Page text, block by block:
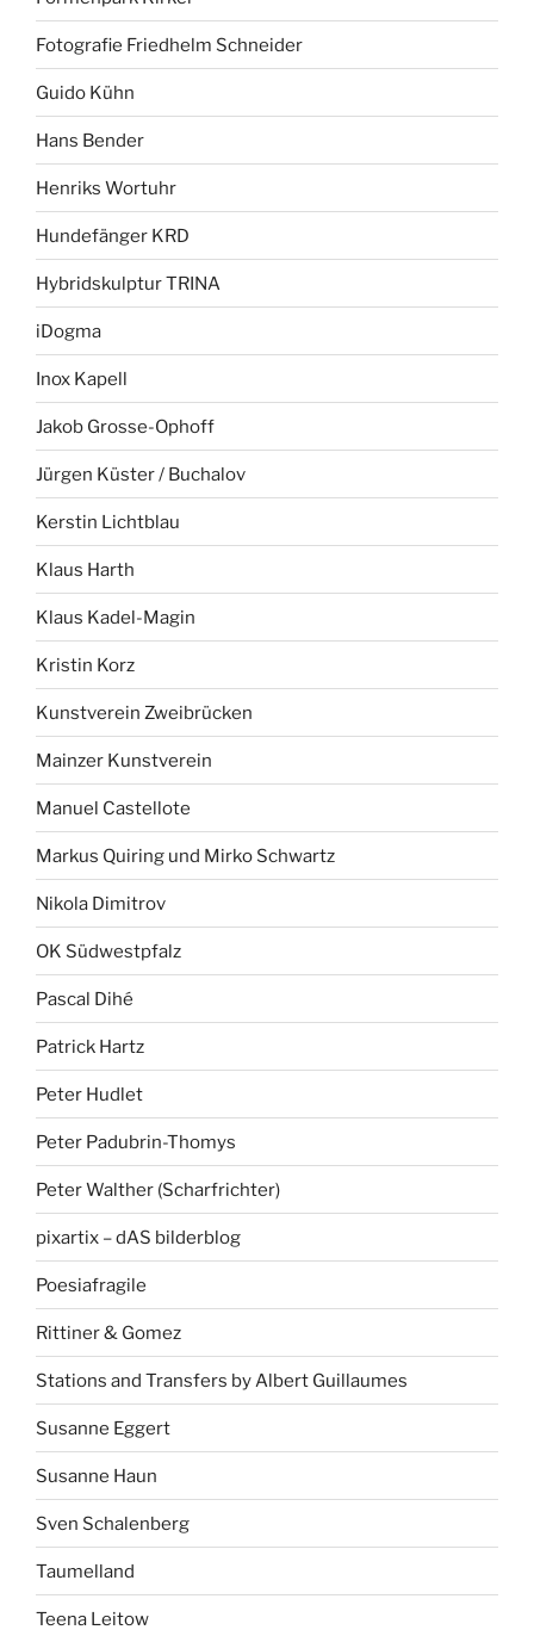
Fotografie Friedhelm Schneider
Guido Kühn
Hans Bender
Henriks Wortuhr
Hundefänger KRD
Hybridskulptur TRINA
iDogma
Inox Kapell
Jakob Grosse-Ophoff
Jürgen Küster / Buchalov
Kerstin Lichtblau
Klaus Harth
Klaus Kadel-Magin
Kristin Korz
Kunstverein Zweibrücken
Mainzer Kunstverein
Manuel Castellote
Markus Quiring und Mirko Schwartz
Nikola Dimitrov
OK Südwestpfalz
Pascal Dihé
Patrick Hartz
Peter Hudlet
Peter Padubrin-Thomys
Peter Walther (Scharfrichter)
pixartix – dAS bilderblog
Poesiafragile
Rittiner & Gomez
Stations and Transfers by Albert Guillaumes
Susanne Eggert
Susanne Haun
Sven Schalenberg
Taumelland
Teena Leitow